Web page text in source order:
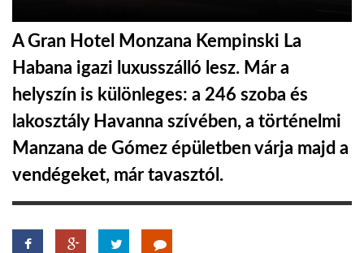
GLOBOTV BP
HÍR3D
A Gran Hotel Monzana Kempinski La
Habana igazi luxusszálló lesz. Már a
helyszín is különleges: a 246 szoba és
lakosztály Havanna szívében, a történelmi
Manzana de Gómez épületben várja majd a
vendégeket, már tavasztól.